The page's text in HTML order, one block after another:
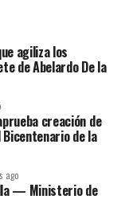
agiliza los
de Abelardo De la
creación de
de la
ago
— Ministerio de